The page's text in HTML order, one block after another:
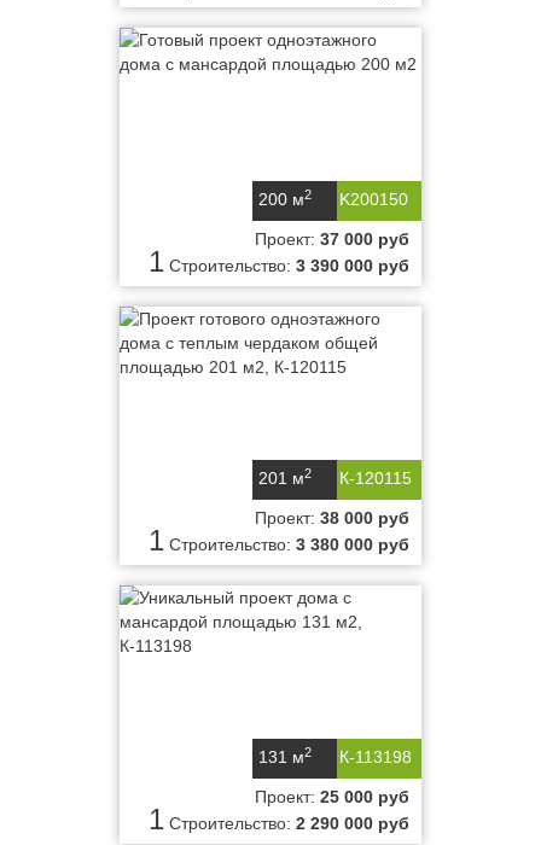
K200150
200 м2
1
Проект: 37 000 руб
Строительство: 3 390 000 руб
К-120115
201 м2
1
Проект: 38 000 руб
Строительство: 3 380 000 руб
К-113198
131 м2
1
Проект: 25 000 руб
Строительство: 2 290 000 руб